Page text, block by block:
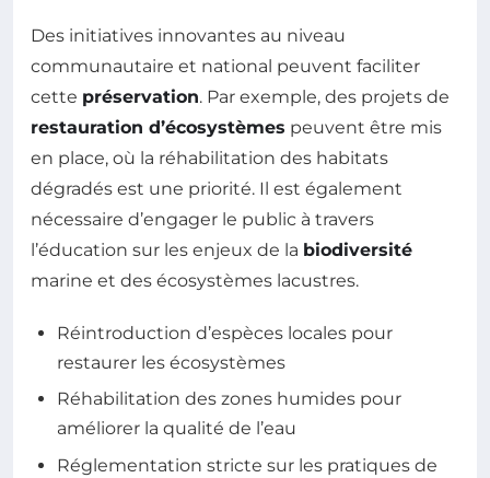
Des initiatives innovantes au niveau
communautaire et national peuvent faciliter
cette préservation. Par exemple, des projets de
restauration d’écosystèmes peuvent être mis
en place, où la réhabilitation des habitats
dégradés est une priorité. Il est également
nécessaire d’engager le public à travers
l’éducation sur les enjeux de la biodiversité
marine et des écosystèmes lacustres.
Réintroduction d’espèces locales pour
restaurer les écosystèmes
Réhabilitation des zones humides pour
améliorer la qualité de l’eau
Réglementation stricte sur les pratiques de